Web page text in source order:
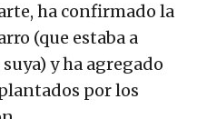
ha confirmado la
(que estaba a
y ha agregado
por los